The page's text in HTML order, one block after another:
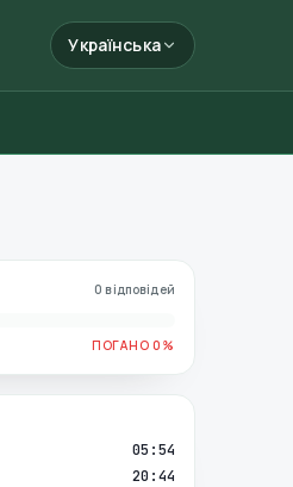
Українська
0 відповідей
ПОГАНО 0%
05:54
20:44